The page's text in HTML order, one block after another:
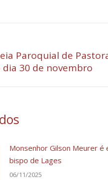
Paroquial de
30 de novembro
Monsenhor Gilson Meurer é
bispo de Lages
06/11/2025